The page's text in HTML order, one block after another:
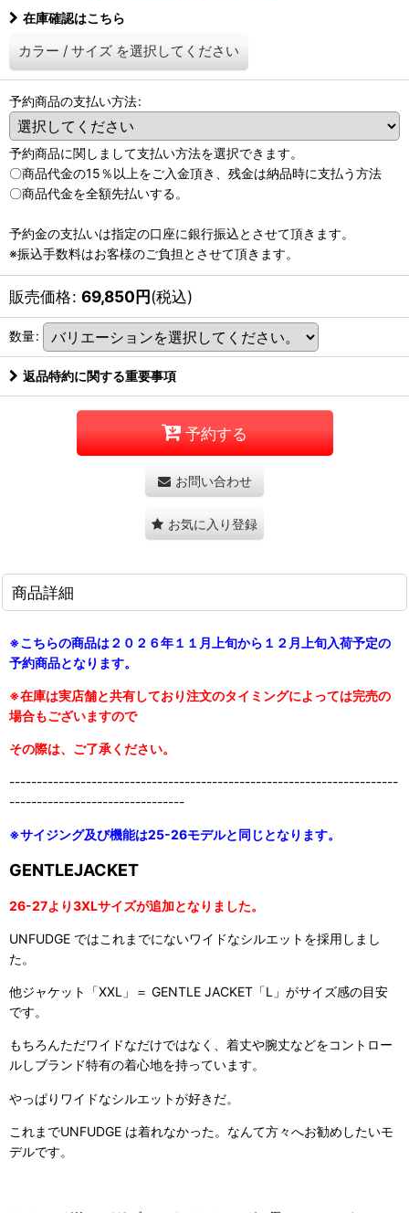
在庫確認はこちら
カラー / サイズ を選択してください
予約商品の支払い方法:
予約商品に関しまして支払い方法を選択できます。
〇商品代金の15％以上をご入金頂き、残金は納品時に支払う方法
〇商品代金を全額先払いする。
予約金の支払いは指定の口座に銀行振込とさせて頂きます。
※振込手数料はお客様のご負担とさせて頂きます。
販売価格: 69,850円(税込)
数量:
返品特約に関する重要事項
予約する
お問い合わせ
お気に入り登録
商品詳細
※こちらの商品は２０２６年１１月上旬から１２月上旬入荷予定の
予約商品となります。
※在庫は実店舗と共有しており注文のタイミングによっては完売の
場合もございますので
その際は、ご了承ください。
-----------------------------------------------------------------------
--------------------------------
※サイジング及び機能は25-26モデルと同じとなります。
GENTLEJACKET
26-27より3XLサイズが追加となりました。
UNFUDGE ではこれまでにないワイドなシルエットを採用しまし
た。
他ジャケット「XXL」＝ GENTLE JACKET「L」がサイズ感の目安
です。
もちろんただワイドなだけではなく、着丈や腕丈などをコントロー
ルしブランド特有の着心地を持っています。
やっぱりワイドなシルエットが好きだ。
これまでUNFUDGE は着れなかった。なんて方々へお勧めしたいモ
デルです。